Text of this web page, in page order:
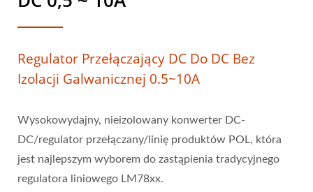
Regulator Przełączający DC Do DC Bez
Izolacji Galwanicznej 0.5~10A
Wysokowydajny, nieizolowany konwerter DC-
DC/regulator przełączany/linię produktów POL, która
jest najlepszym wyborem do zastąpienia tradycyjnego
regulatora liniowego LM78xx.